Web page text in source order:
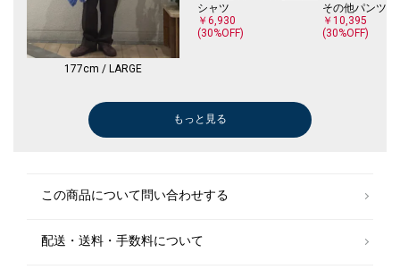
177cm / LARGE
シャツ
￥6,930
(30%OFF)
その他パンツ
￥10,395
(30%OFF)
その他パンツ
ブルゾン
その他パンツ
その他パンツ
ブーツ/ブーティー
もっと見る
この商品について問い合わせする
配送・送料・手数料について